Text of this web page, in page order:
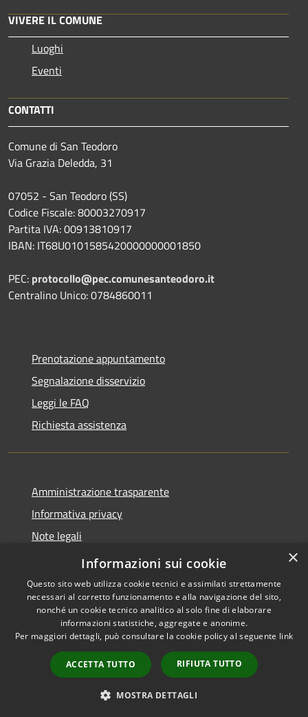
VIVERE IL COMUNE
Luoghi
Eventi
CONTATTI
Comune di San Teodoro
Via Grazia Deledda, 31
07052 - San Teodoro (SS)
Codice Fiscale: 80003270917
Partita IVA: 00913810917
IBAN: IT68U0101585420000000001850
PEC: protocollo@pec.comunesanteodoro.it
Centralino Unico: 0784860011
Prenotazione appuntamento
Segnalazione disservizio
Leggi le FAQ
Richiesta assistenza
Amministrazione trasparente
Informativa privacy
Note legali
Dichiarazione di accessibilità
Accessibilità
Copyright © 2026 • Comune di
San Teodoro • Powered by
Municipium•
Accesso
redazione
×
Informazioni sui cookie
Questo sito web utilizza cookie tecnici e assimilati strettamente
necessari al corretto funzionamento e alla navigazione del sito,
nonché un cookie tecnico analitico al solo fine di elaborare
informazioni statistiche, aggregate e anonime.
Per maggiori dettagli, può consultare la cookie policy al seguente link
ACCETTA TUTTO RIFIUTA TUTTO
MOSTRA DETTAGLI